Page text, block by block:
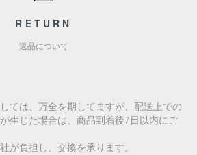
RETURN
返品について
ては、万全を期してますが、配送上での
生じた場合は、商品到着後7日以内にご
が負担し、交換を承ります。